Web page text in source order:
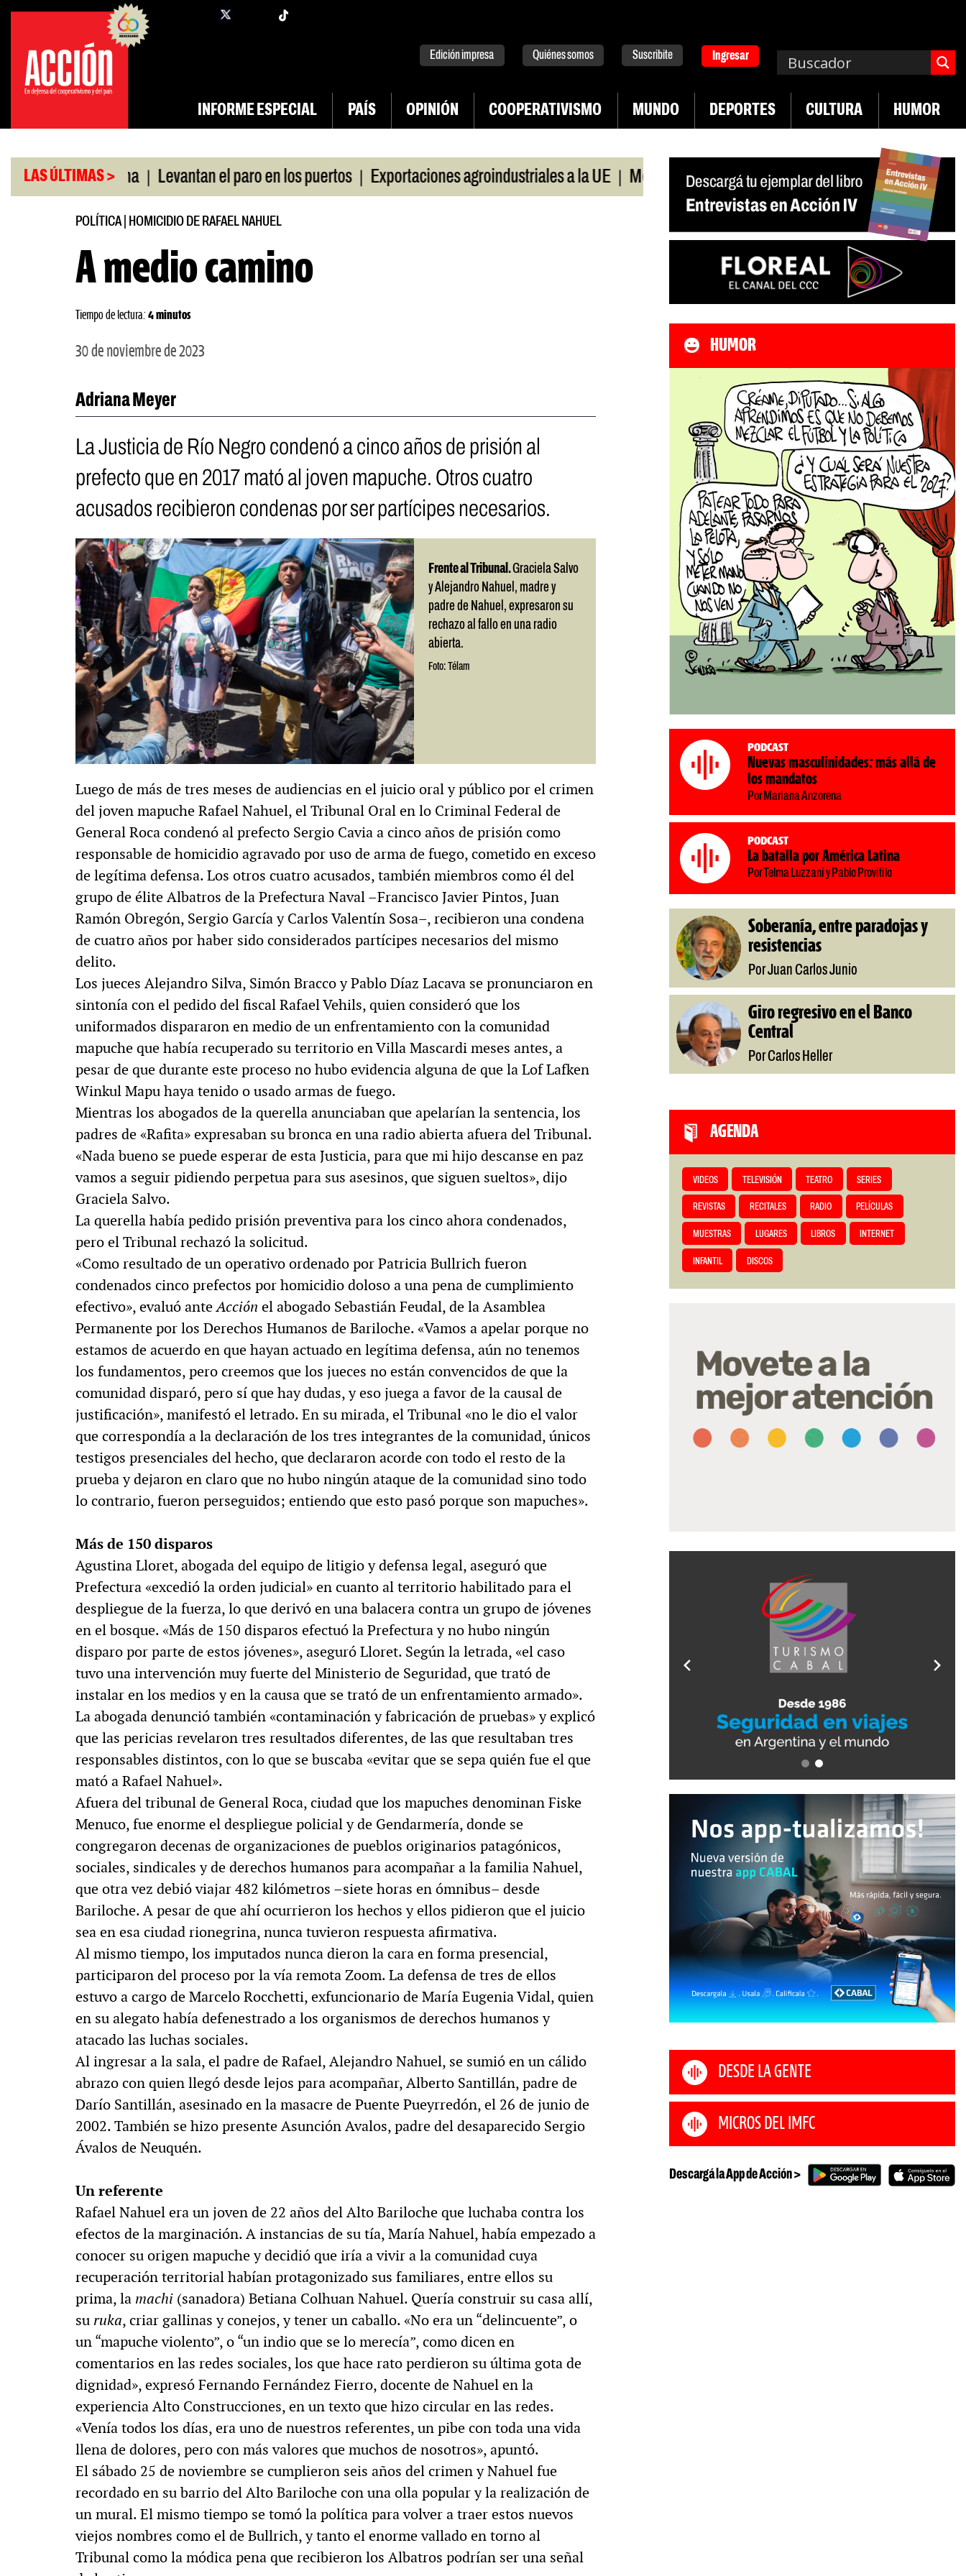
Saltar
contenido
facebook
Edición impresa Quiénes somos Suscribite Ingresar
INFORME ESPECIAL PAÍS OPINIÓN COOPERATIVISMO MUNDO DEPORTES CULTURA HUMOR
LAS ÚLTIMAS >
con China | Levantan el paro en los puertos | Exportaciones agroindustriales a la UE | Morosidad en jóvenes precarizados | Cae la actividad en
POLÍTICA| HOMICIDIO DE RAFAEL NAHUEL
A medio camino
Tiempo de lectura: 4 minutos
30 de noviembre de 2023
Adriana Meyer
La Justicia de Río Negro condenó a cinco años de prisión al
prefecto que en 2017 mató al joven mapuche. Otros cuatro
acusados recibieron condenas por ser partícipes necesarios.
Frente al Tribunal.Graciela Salvo
y Alejandro Nahuel, madre y
padre de Nahuel, expresaron su
rechazo al fallo en una radio
abierta.
Foto: Télam
Luego de más de tres meses de audiencias en el juicio oral y público por el crimen
del joven mapuche Rafael Nahuel, el Tribunal Oral en lo Criminal Federal de
General Roca condenó al prefecto Sergio Cavia a cinco años de prisión como
responsable de homicidio agravado por uso de arma de fuego, cometido en exceso
de legítima defensa. Los otros cuatro acusados, también miembros como él del
grupo de élite Albatros de la Prefectura Naval –Francisco Javier Pintos, Juan
Ramón Obregón, Sergio García y Carlos Valentín Sosa–, recibieron una condena
de cuatro años por haber sido considerados partícipes necesarios del mismo
delito.
Los jueces Alejandro Silva, Simón Bracco y Pablo Díaz Lacava se pronunciaron en
sintonía con el pedido del fiscal Rafael Vehils, quien consideró que los
uniformados dispararon en medio de un enfrentamiento con la comunidad
mapuche que había recuperado su territorio en Villa Mascardi meses antes, a
pesar de que durante este proceso no hubo evidencia alguna de que la Lof Lafken
Winkul Mapu haya tenido o usado armas de fuego.
Mientras los abogados de la querella anunciaban que apelarían la sentencia, los
padres de «Rafita» expresaban su bronca en una radio abierta afuera del Tribunal.
«Nada bueno se puede esperar de esta Justicia, para que mi hijo descanse en paz
vamos a seguir pidiendo perpetua para sus asesinos, que siguen sueltos», dijo
Graciela Salvo.
La querella había pedido prisión preventiva para los cinco ahora condenados,
pero el Tribunal rechazó la solicitud.
«Como resultado de un operativo ordenado por Patricia Bullrich fueron
condenados cinco prefectos por homicidio doloso a una pena de cumplimiento
efectivo», evaluó anteAcción el abogado Sebastián Feudal, de la Asamblea
Permanente por los Derechos Humanos de Bariloche. «Vamos a apelar porque no
estamos de acuerdo en que hayan actuado en legítima defensa, aún no tenemos
los fundamentos, pero creemos que los jueces no están convencidos de que la
comunidad disparó, pero sí que hay dudas, y eso juega a favor de la causal de
justificación», manifestó el letrado. En su mirada, el Tribunal «no le dio el valor
que correspondía a la declaración de los tres integrantes de la comunidad, únicos
testigos presenciales del hecho, que declararon acorde con todo el resto de la
prueba y dejaron en claro que no hubo ningún ataque de la comunidad sino todo
lo contrario, fueron perseguidos; entiendo que esto pasó porque son mapuches».
Más de 150 disparos
Agustina Lloret, abogada del equipo de litigio y defensa legal, aseguró que
Prefectura «excedió la orden judicial» en cuanto al territorio habilitado para el
despliegue de la fuerza, lo que derivó en una balacera contra un grupo de jóvenes
en el bosque. «Más de 150 disparos efectuó la Prefectura y no hubo ningún
disparo por parte de estos jóvenes», aseguró Lloret. Según la letrada, «el caso
tuvo una intervención muy fuerte del Ministerio de Seguridad, que trató de
instalar en los medios y en la causa que se trató de un enfrentamiento armado».
La abogada denunció también «contaminación y fabricación de pruebas» y explicó
que las pericias revelaron tres resultados diferentes, de las que resultaban tres
responsables distintos, con lo que se buscaba «evitar que se sepa quién fue el que
mató a Rafael Nahuel».
Afuera del tribunal de General Roca, ciudad que los mapuches denominan Fiske
Menuco, fue enorme el despliegue policial y de Gendarmería, donde se
congregaron decenas de organizaciones de pueblos originarios patagónicos,
sociales, sindicales y de derechos humanos para acompañar a la familia Nahuel,
que otra vez debió viajar 482 kilómetros –siete horas en ómnibus– desde
Bariloche. A pesar de que ahí ocurrieron los hechos y ellos pidieron que el juicio
sea en esa ciudad rionegrina, nunca tuvieron respuesta afirmativa.
Al mismo tiempo, los imputados nunca dieron la cara en forma presencial,
participaron del proceso por la vía remota Zoom. La defensa de tres de ellos
estuvo a cargo de Marcelo Rocchetti, exfuncionario de María Eugenia Vidal, quien
en su alegato había defenestrado a los organismos de derechos humanos y
atacado las luchas sociales.
Al ingresar a la sala, el padre de Rafael, Alejandro Nahuel, se sumió en un cálido
abrazo con quien llegó desde lejos para acompañar, Alberto Santillán, padre de
Darío Santillán, asesinado en la masacre de Puente Pueyrredón, el 26 de junio de
2002. También se hizo presente Asunción Avalos, padre del desaparecido Sergio
Ávalos de Neuquén.
Un referente
Rafael Nahuel era un joven de 22 años del Alto Bariloche que luchaba contra los
efectos de la marginación. A instancias de su tía, María Nahuel, había empezado a
conocer su origen mapuche y decidió que iría a vivir a la comunidad cuya
recuperación territorial habían protagonizado sus familiares, entre ellos su
prima, la machi(sanadora) Betiana Colhuan Nahuel. Quería construir su casa allí,
su ruka, criar gallinas y conejos, y tener un caballo. «No era un “delincuente”, o
un “mapuche violento”, o “un indio que se lo merecía”, como dicen en
comentarios en las redes sociales, los que hace rato perdieron su última gota de
dignidad», expresó Fernando Fernández Fierro, docente de Nahuel en la
experiencia Alto Construcciones, en un texto que hizo circular en las redes.
«Venía todos los días, era uno de nuestros referentes, un pibe con toda una vida
llena de dolores, pero con más valores que muchos de nosotros», apuntó.
El sábado 25 de noviembre se cumplieron seis años del crimen y Nahuel fue
recordado en su barrio del Alto Bariloche con una olla popular y la realización de
un mural. El mismo tiempo se tomó la política para volver a traer estos nuevos
viejos nombres como el de Bullrich, y tanto el enorme vallado en torno al
Tribunal como la módica pena que recibieron los Albatros podrían ser una señal
HUMOR
Podcast
Nuevas masculinidades: más allá de
los mandatos
Por Mariana Anzorena
Podcast
La batalla por América Latina
Por Telma Luzzani y Pablo Provitilo
Soberanía, entre paradojas y
resistencias
Por Juan Carlos Junio
Giro regresivo en el Banco
Central
Por Carlos Heller
AGENDA
VIDEOS TELEVISIÓN TEATRO SERIES
REVISTAS RECITALES RADIO PELÍCULAS
MUESTRAS LUGARES LIBROS INTERNET
INFANTIL DISCOS
DESDE LA GENTE
MICROS DEL IMFC
Descargá la App de Acción >